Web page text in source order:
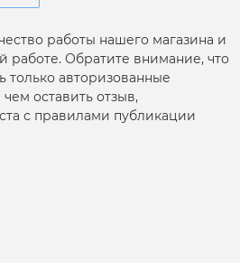
работы нашего магазина и
работе. Обратите внимание, что
только авторизованные
оставить отзыв,
с правилами публикации